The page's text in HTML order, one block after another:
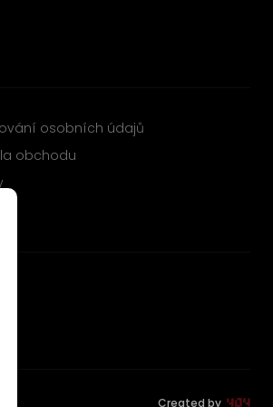
osobních údajů
obchodu
Created by